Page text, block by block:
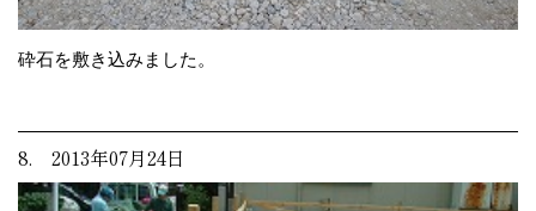
砕石を敷き込みました。
8. 2013年07月24日